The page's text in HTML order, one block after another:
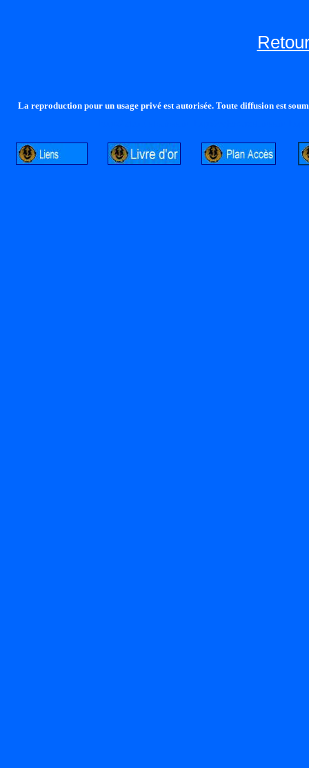
La reproduction pour un usage privé est autorisée. Toute diffusion est